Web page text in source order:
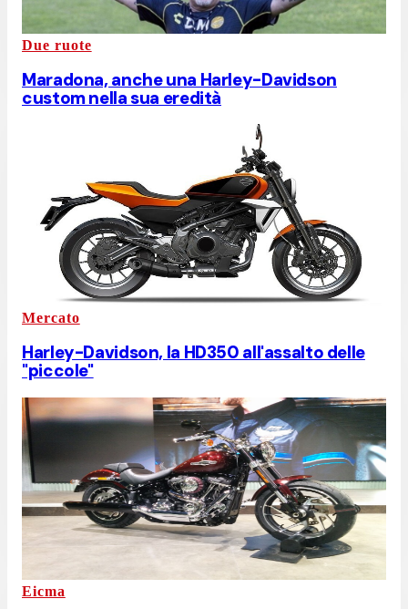
Due ruote
Maradona, anche una Harley-Davidson
custom nella sua eredità
Mercato
Harley-Davidson, la HD350 all'assalto delle
"piccole"
Eicma